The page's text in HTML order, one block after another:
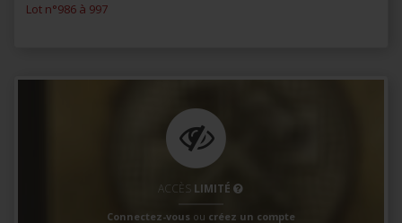
Lot n°986 à 997
ACCÈS LIMITÉ
Connectez-vous ou créez un compte